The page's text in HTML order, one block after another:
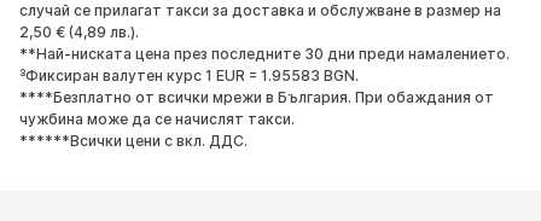
случай се прилагат такси за доставка и обслужване в размер на
2,50 € (4,89 лв.).
**Най-ниската цена през последните 30 дни преди намалението.
³Фиксиран валутен курс 1 EUR = 1.95583 BGN.
****Безплатно от всички мрежи в България. При обаждания от
чужбина може да се начислят такси.
******Всички цени с вкл. ДДС.